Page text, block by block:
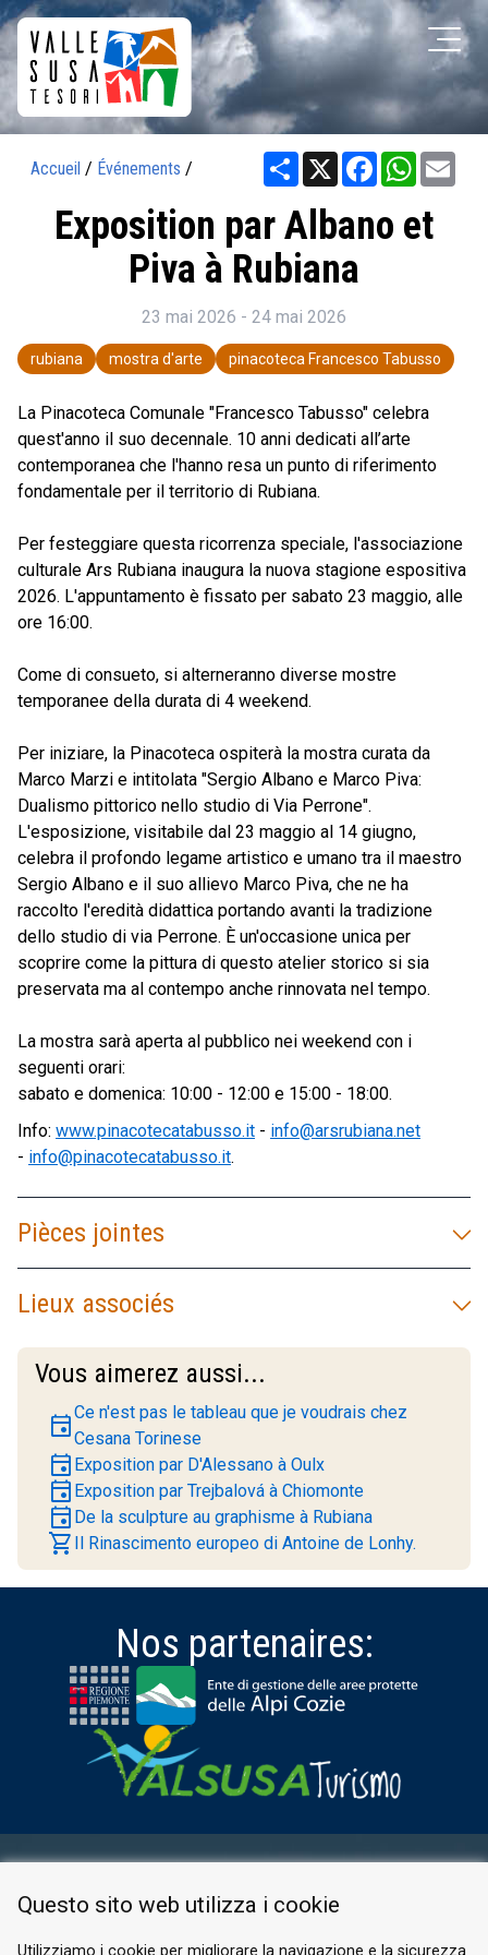
Accueil / Événements / Share X Facebook
Exposition par Albano et
Piva à Rubiana
23 mai 2026 - 24 mai 2026
rubiana mostra d'arte pinacoteca Francesco Tabusso
La Pinacoteca Comunale "Francesco Tabusso" celebra
quest'anno il suo decennale. 10 anni dedicati all’arte
contemporanea che l'hanno resa un punto di riferimento
fondamentale per il territorio di Rubiana.
Per festeggiare questa ricorrenza speciale, l'associazione
culturale Ars Rubiana inaugura la nuova stagione espositiva
2026. L'appuntamento è fissato per sabato 23 maggio, alle
ore 16:00.
Come di consueto, si alterneranno diverse mostre
temporanee della durata di 4 weekend.
Per iniziare, la Pinacoteca ospiterà la mostra curata da
Marco Marzi e intitolata "Sergio Albano e Marco Piva:
Dualismo pittorico nello studio di Via Perrone".
L'esposizione, visitabile dal 23 maggio al 14 giugno,
celebra il profondo legame artistico e umano tra il maestro
Sergio Albano e il suo allievo Marco Piva, che ne ha
raccolto l'eredità didattica portando avanti la tradizione
dello studio di via Perrone. È un'occasione unica per
scoprire come la pittura di questo atelier storico si sia
preservata ma al contempo anche rinnovata nel tempo.
La mostra sarà aperta al pubblico nei weekend con i
seguenti orari:
sabato e domenica: 10:00 - 12:00 e 15:00 - 18:00.
Info: www.pinacotecatabusso.it - info@arsrubiana.net
- info@pinacotecatabusso.it.
Pièces jointes
Lieux associés
Vous aimerez aussi...
eventCe n'est pas le tableau que je voudrais chez
Cesana Torinese
event Exposition par D'Alessano à Oulx
event Exposition par Trejbalová à Chiomonte
event De la sculpture au graphisme à Rubiana
shopping_cart Il Rinascimento europeo di Antoine de Lonhy.
Nos partenaires:
PRIVACY POLICY
Questo sito web utilizza i cookie